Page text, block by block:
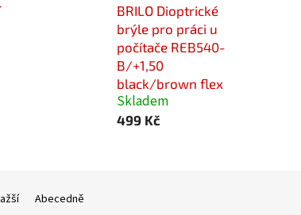
BRILO Dioptrické
brýle pro práci u
počítače REB540-
B/+1,50
black/brown flex
Skladem
499 Kč
Abecedně